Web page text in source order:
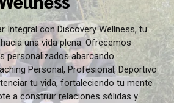
Integral con Discovery Wellness, tu
una vida plena. Ofrecemos
personalizados abarcando
Personal, Profesional, Deportivo
tu vida, fortaleciendo tu mente
a construir relaciones sólidas y